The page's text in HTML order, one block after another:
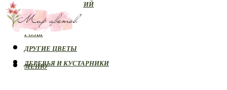
БОЛЕЗНИ РАСТЕНИЙ
ОРХИДЕИ
РОЗЫ
ДРУГИЕ ЦВЕТЫ
ДЕРЕВЬЯ И КУСТАРНИКИ
МЕНЮ